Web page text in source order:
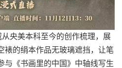
从央美本科至今的创作梳理，展
裱的绢本作品无玻璃遮挡，让笔
与《书画里的中国》中轴线写生